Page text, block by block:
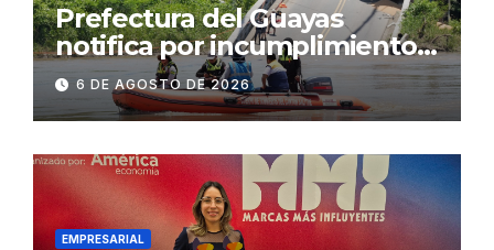
Prefectura del Guayas
notifica por incumplimiento
contractual a la
Concesionaria CONORTE y
exige celeridad en
desmontaje del puente
Gonzalo Icaza Cornejo, en
Daule
6 DE AGOSTO DE 2026
EMPRESARIAL